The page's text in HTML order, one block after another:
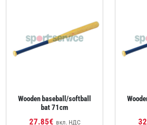
Wooden baseball/softball
bat 71cm
27.85€ вкл. НДС